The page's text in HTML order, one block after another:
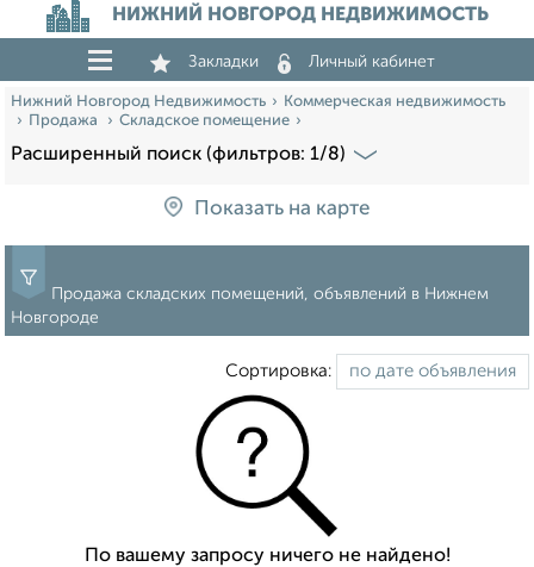
НИЖНИЙ НОВГОРОД НЕДВИЖИМОСТЬ
Закладки Личный кабинет
Нижний Новгород Недвижимость
Коммерческая недвижимость
Продажа
Складское помещение
Расширенный поиск (фильтров: 1/8)
Показать на карте
Продажа складских помещений, объявлений в Нижнем
Новгороде
Сортировка:
По вашему запросу ничего не найдено!